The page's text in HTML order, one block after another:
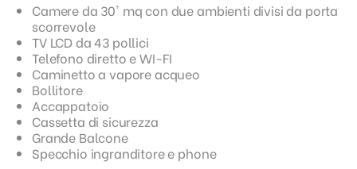
Camere da 30' mq con due ambienti divisi da porta
scorrevole
TV LCD da 43 pollici
Telefono diretto e WI-FI
Caminetto a vapore acqueo
Bollitore
Accappatoio
Cassetta di sicurezza
Grande Balcone
Specchio ingranditore e phone